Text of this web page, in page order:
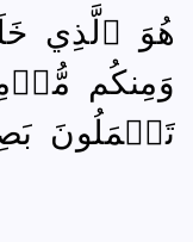
هُوَ ٱلَّذِي
وَمِنكُم
تَعۡمَلُونَ